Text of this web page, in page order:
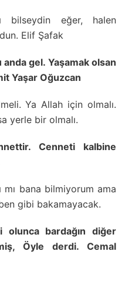
bilseydin eğer, halen
Elif Şafak
gel. Yaşamak olsan
Yaşar Oğuzcan
Ya Allah için olmalı.
yerle bir olmalı.
Cenneti kalbine
bana bilmiyorum ama
gibi bakamayacak.
bardağın diğer
Öyle derdi. Cemal